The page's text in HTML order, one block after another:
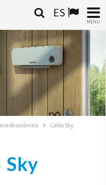
ES
MENU
de cerámica Caldo Sky
Sky